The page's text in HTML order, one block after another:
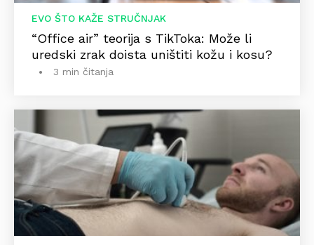
EVO ŠTO KAŽE STRUČNJAK
“Office air” teorija s TikToka: Može li
uredski zrak doista uništiti kožu i kosu?
3 min čitanja